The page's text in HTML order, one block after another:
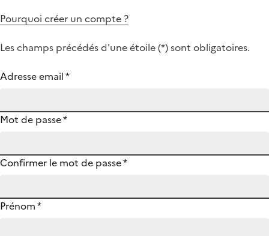
Pourquoi créer un compte ?
Les champs précédés d'une étoile (*) sont obligatoires.
Adresse email*
Mot de passe*
Confirmer le mot de passe*
Prénom*